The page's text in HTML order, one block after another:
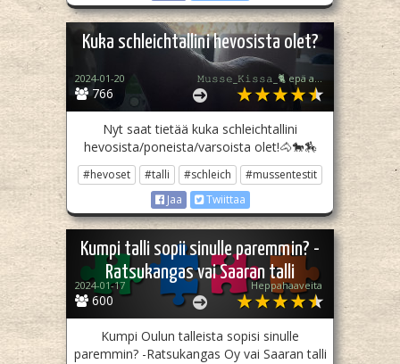
Kuka schleichtallini hevosista olet?
766
2024-01-20 𝙼𝚞𝚜𝚜𝚎_𝙺𝚒𝚜𝚜𝚊_🐈 epä akt.
Nyt saat tietää kuka schleichtallini
hevosista/poneista/varsoista olet!🐴🐎🏇
#hevoset #talli #schleich
#mussentestit
Jaa
Twiittaa
Kumpi talli sopii sinulle paremmin? -
Ratsukangas vai Saaran talli
600
2024-01-17 Heppahaaveita
Kumpi Oulun talleista sopisi sinulle
paremmin? -Ratsukangas Oy vai Saaran talli